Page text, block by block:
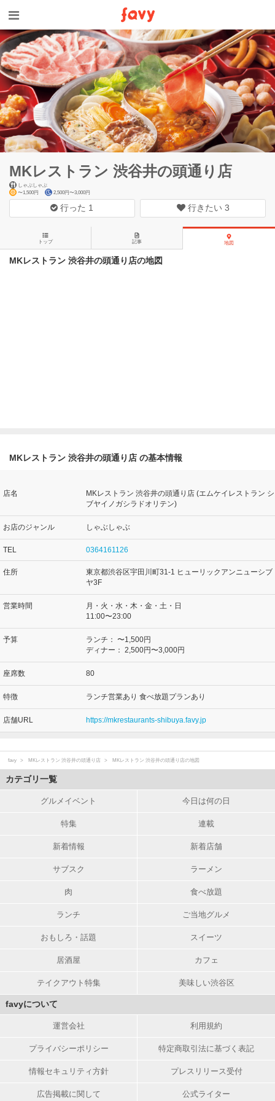
MKレストラン 渋谷井の頭通り店
しゃぶしゃぶ
〜1,500円
2,500円〜3,000円
行った 1 行きたい 3
トップ 記事 地図
MKレストラン 渋谷井の頭通り店の地図
MKレストラン 渋谷井の頭通り店 の基本情報
店名
MKレストラン 渋谷井の頭通り店 (エムケイレストラン シ
ブヤイノガシラドオリテン)
お店のジャンル しゃぶしゃぶ
TEL 0364161126
住所
東京都渋谷区宇田川町31-1 ヒューリックアンニューシブ
ヤ3F
営業時間
月・火・水・木・金・土・日
11:00〜23:00
予算 ランチ： 〜1,500円
ディナー： 2,500円〜3,000円
座席数 80
特徴 ランチ営業あり 食べ放題プランあり
店舗URL https://mkrestaurants-shibuya.favy.jp
favy MKレストラン 渋谷井の頭通り店 MKレストラン 渋谷井の頭通り店の地図
カテゴリ一覧
グルメイベント 今日は何の日
特集 連載
新着情報 新着店舗
サブスク ラーメン
肉 食べ放題
ランチ ご当地グルメ
おもしろ・話題 スイーツ
居酒屋 カフェ
テイクアウト特集 美味しい渋谷区
favyについて
運営会社 利用規約
プライバシーポリシー 特定商取引法に基づく表記
情報セキュリティ方針 プレスリリース受付
広告掲載に関して 公式ライター